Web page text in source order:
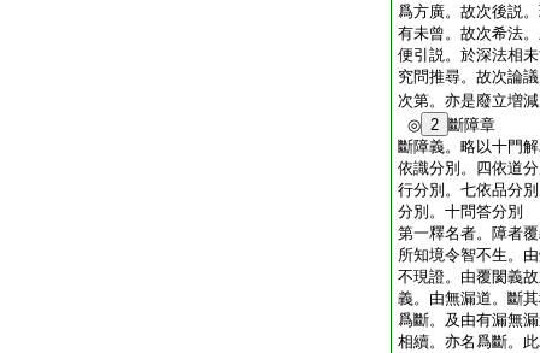
爲方廣。故次後説
有未曾。故次希法
便引説。於深法相
究問推尋。故次論
次第。亦是廢立増
◎ 2 斷障章
斷障義。略以十門
依識分別。四依道
行分別。七依品分
分別。十問答分別
第一釋名者。障者
所知境令智不生。
不現證。由覆閡義
義。由無漏道。斷
爲斷。及由有漏無
相續。亦名爲斷。